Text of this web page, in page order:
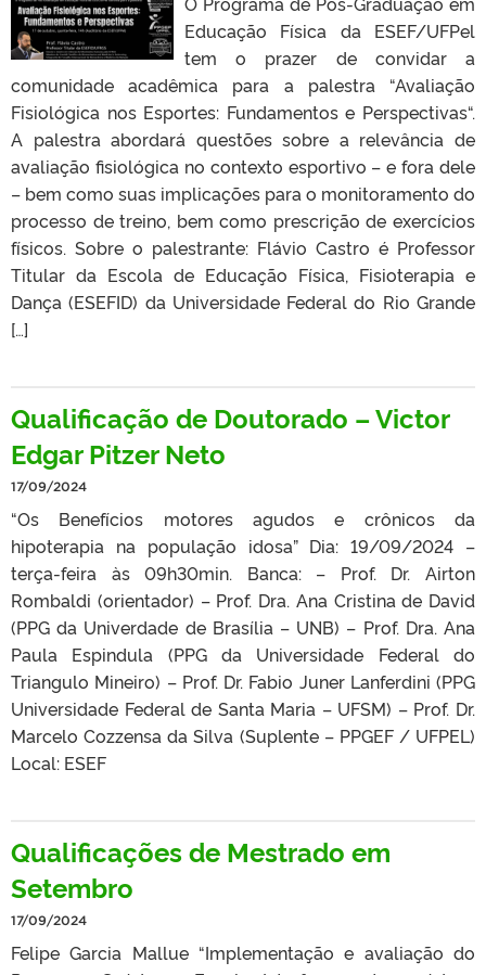
Educação Física da ESEF/UFPel
tem o prazer de convidar a
comunidade acadêmica para a palestra “Avaliação
Fisiológica nos Esportes: Fundamentos e Perspectivas“.
A palestra abordará questões sobre a relevância de
avaliação fisiológica no contexto esportivo – e fora dele
– bem como suas implicações para o monitoramento do
processo de treino, bem como prescrição de exercícios
físicos. Sobre o palestrante: Flávio Castro é Professor
Titular da Escola de Educação Física, Fisioterapia e
Dança (ESEFID) da Universidade Federal do Rio Grande
[…]
Qualificação de Doutorado – Victor
Edgar Pitzer Neto
17/09/2024
“Os Benefícios motores agudos e crônicos da
hipoterapia na população idosa” Dia: 19/09/2024 –
terça-feira às 09h30min. Banca: – Prof. Dr. Airton
Rombaldi (orientador) – Prof. Dra. Ana Cristina de David
(PPG da Univerdade de Brasília – UNB) – Prof. Dra. Ana
Paula Espindula (PPG da Universidade Federal do
Triangulo Mineiro) – Prof. Dr. Fabio Juner Lanferdini (PPG
Universidade Federal de Santa Maria – UFSM) – Prof. Dr.
Marcelo Cozzensa da Silva (Suplente – PPGEF / UFPEL)
Local: ESEF
Qualificações de Mestrado em
Setembro
17/09/2024
Felipe Garcia Mallue “Implementação e avaliação do